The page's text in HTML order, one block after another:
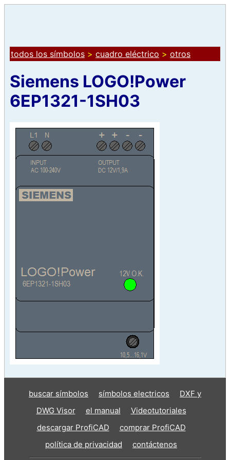
todos los símbolos > cuadro eléctrico > otros
Siemens LOGO!Power
6EP1321-1SH03
buscar símbolos símbolos electricos
DXF y
DWG Visor
el manual
Videotutoriales
descargar ProfiCAD
comprar ProfiCAD
política de privacidad
contáctenos